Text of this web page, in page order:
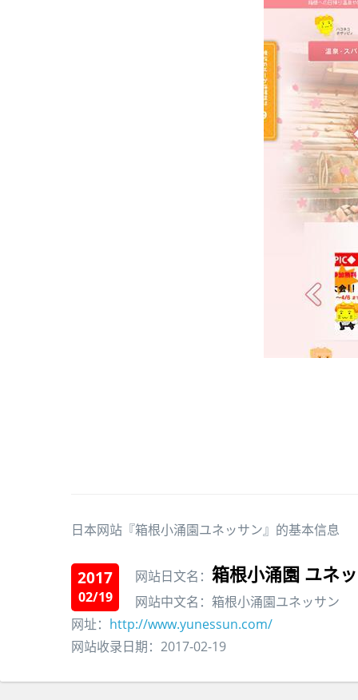
日本网站『箱根小涌園ユネッサン』的基本信息
2017
02/19
网站日文名：箱根小涌園 ユネ
网站中文名：箱根小涌園ユネッサン
网址： http://www.yunessun.com/
网站收录日期：2017-02-19